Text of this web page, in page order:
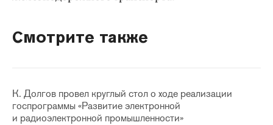
Смотрите также
К. Долгов провел круглый стол о ходе реализации
госпрограммы «Развитие электронной
и радиоэлектронной промышленности»